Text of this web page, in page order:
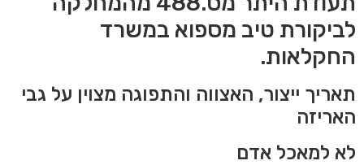
לביקורת טיב מספוא במשרד
החקלאות.
תאריך ייצור, האצווה והתפוגה מצוין על גבי
האריזה
לא למאכל אדם